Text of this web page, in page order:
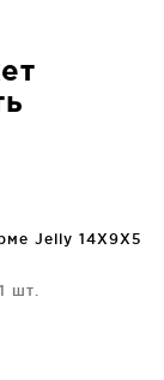
Jelly 14X9X5
шт.